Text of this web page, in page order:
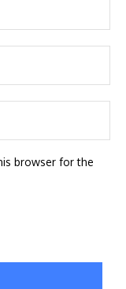
browser for the